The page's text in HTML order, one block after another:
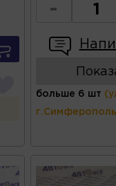
-
больше 6 шт